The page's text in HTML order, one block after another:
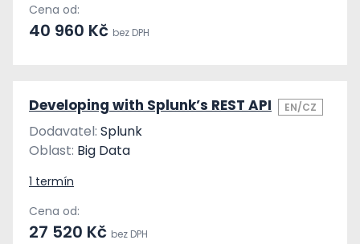
Cena od:
40 960 Kč bez DPH
Developing with Splunk’s REST API EN/CZ
Dodavatel: Splunk
Oblast: Big Data
1 termín
Cena od:
27 520 Kč bez DPH